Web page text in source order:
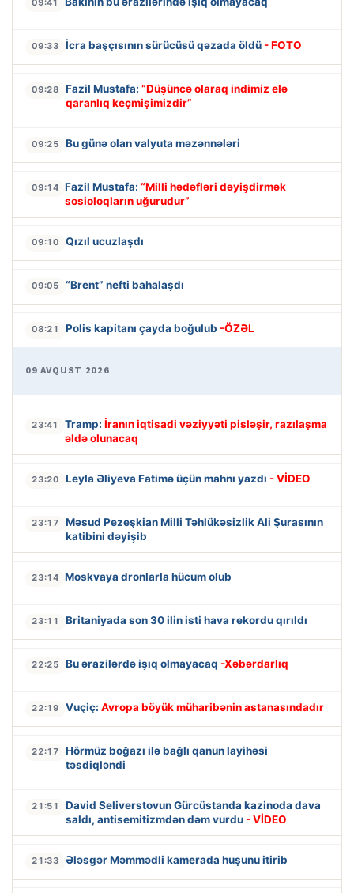
09:41
09:33 İcra başçısının sürücüsü qəzada öldü - FOTO
09:28 Fazil Mustafa: “Düşüncə olaraq indimiz elə
qaranlıq keçmişimizdir”
09:25 Bu günə olan valyuta məzənnələri
09:14 Fazil Mustafa: “Milli hədəfləri dəyişdirmək
sosioloqların uğurudur”
09:10 Qızıl ucuzlaşdı
09:05 “Brent” nefti bahalaşdı
08:21 Polis kapitanı çayda boğulub -ÖZƏL
09 AVQUST 2026
23:41 Tramp: İranın iqtisadi vəziyyəti pisləşir, razılaşma
əldə olunacaq
23:20 Leyla Əliyeva Fatimə üçün mahnı yazdı - VİDEO
23:17
Məsud Pezeşkian Milli Təhlükəsizlik Ali Şurasının
katibini dəyişib
23:14 Moskvaya dronlarla hücum olub
23:11 Britaniyada son 30 ilin isti hava rekordu qırıldı
22:25 Bu ərazilərdə işıq olmayacaq -Xəbərdarlıq
22:19 Vuçiç: Avropa böyük müharibənin astanasındadır
22:17
Hörmüz boğazı ilə bağlı qanun layihəsi
təsdiqləndi
21:51
David Seliverstovun Gürcüstanda kazinoda dava
saldı, antisemitizmdən dəm vurdu - VİDEO
21:33 Ələsgər Məmmədli kamerada huşunu itirib